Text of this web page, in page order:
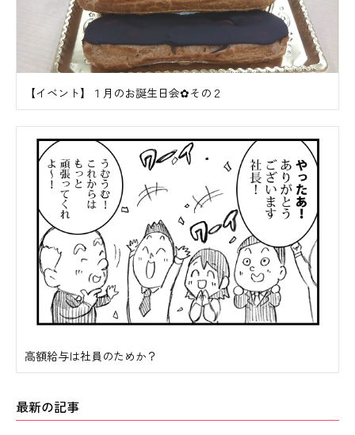
【イベント】１月のお誕生日会✿その２
高額給与は社員のためか？
最新の記事